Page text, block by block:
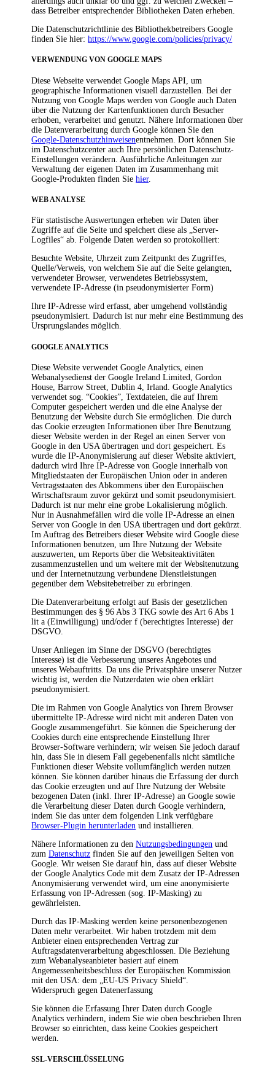
dass Betreiber entsprechender Bibliotheken Daten erheben.
Die Datenschutzrichtlinie des Bibliothekbetreibers Google
finden Sie hier:https://www.google.com/policies/privacy/
VERWENDUNG VON GOOGLE MAPS
Diese Webseite verwendet Google Maps API, um
geographische Informationen visuell darzustellen. Bei der
Nutzung von Google Maps werden von Google auch Daten
über die Nutzung der Kartenfunktionen durch Besucher
erhoben, verarbeitet und genutzt. Nähere Informationen über
die Datenverarbeitung durch Google können Sie den
Google-Datenschutzhinweisenentnehmen. Dort können Sie
im Datenschutzcenter auch Ihre persönlichen Datenschutz-
Einstellungen verändern. Ausführliche Anleitungen zur
Verwaltung der eigenen Daten im Zusammenhang mit
Google-Produkten finden Siehier.
WEB ANALYSE
Für statistische Auswertungen erheben wir Daten über
Zugriffe auf die Seite und speichert diese als „Server-
Logfiles“ ab. Folgende Daten werden so protokolliert:
Besuchte Website, Uhrzeit zum Zeitpunkt des Zugriffes,
Quelle/Verweis, von welchem Sie auf die Seite gelangten,
verwendeter Browser, verwendetes Betriebssystem,
verwendete IP-Adresse (in pseudonymisierter Form)
Ihre IP-Adresse wird erfasst, aber umgehend vollständig
pseudonymisiert. Dadurch ist nur mehr eine Bestimmung des
Ursprungslandes möglich.
GOOGLE ANALYTICS
Diese Website verwendet Google Analytics, einen
Webanalysedienst der Google Ireland Limited, Gordon
House, Barrow Street, Dublin 4, Irland. Google Analytics
verwendet sog. “Cookies”, Textdateien, die auf Ihrem
Computer gespeichert werden und die eine Analyse der
Benutzung der Website durch Sie ermöglichen. Die durch
das Cookie erzeugten Informationen über Ihre Benutzung
dieser Website werden in der Regel an einen Server von
Google in den USA übertragen und dort gespeichert. Es
wurde die IP-Anonymisierung auf dieser Website aktiviert,
dadurch wird Ihre IP-Adresse von Google innerhalb von
Mitgliedstaaten der Europäischen Union oder in anderen
Vertragsstaaten des Abkommens über den Europäischen
Wirtschaftsraum zuvor gekürzt und somit pseudonymisiert.
Dadurch ist nur mehr eine grobe Lokalisierung möglich.
Nur in Ausnahmefällen wird die volle IP-Adresse an einen
Server von Google in den USA übertragen und dort gekürzt.
Im Auftrag des Betreibers dieser Website wird Google diese
Informationen benutzen, um Ihre Nutzung der Website
auszuwerten, um Reports über die Websiteaktivitäten
zusammenzustellen und um weitere mit der Websitenutzung
und der Internetnutzung verbundene Dienstleistungen
gegenüber dem Websitebetreiber zu erbringen.
Die Datenverarbeitung erfolgt auf Basis der gesetzlichen
Bestimmungen des § 96 Abs 3 TKG sowie des Art 6 Abs 1
lit a (Einwilligung) und/oder f (berechtigtes Interesse) der
DSGVO.
Unser Anliegen im Sinne der DSGVO (berechtigtes
Interesse) ist die Verbesserung unseres Angebotes und
unseres Webauftritts. Da uns die Privatsphäre unserer Nutzer
wichtig ist, werden die Nutzerdaten wie oben erklärt
pseudonymisiert.
Die im Rahmen von Google Analytics von Ihrem Browser
übermittelte IP-Adresse wird nicht mit anderen Daten von
Google zusammengeführt. Sie können die Speicherung der
Cookies durch eine entsprechende Einstellung Ihrer
Browser-Software verhindern; wir weisen Sie jedoch darauf
hin, dass Sie in diesem Fall gegebenenfalls nicht sämtliche
Funktionen dieser Website vollumfänglich werden nutzen
können. Sie können darüber hinaus die Erfassung der durch
das Cookie erzeugten und auf Ihre Nutzung der Website
bezogenen Daten (inkl. Ihrer IP-Adresse) an Google sowie
die Verarbeitung dieser Daten durch Google verhindern,
indem Sie das unter dem folgenden Link verfügbare
Browser-Plugin herunterladen und installieren.
Nähere Informationen zu denNutzungsbedingungen und
zumDatenschutz finden Sie auf den jeweiligen Seiten von
Google. Wir weisen Sie darauf hin, dass auf dieser Website
der Google Analytics Code mit dem Zusatz der IP-Adressen
Anonymisierung verwendet wird, um eine anonymisierte
Erfassung von IP-Adressen (sog. IP-Masking) zu
gewährleisten.
Durch das IP-Masking werden keine personenbezogenen
Daten mehr verarbeitet. Wir haben trotzdem mit dem
Anbieter einen entsprechenden Vertrag zur
Auftragsdatenverarbeitung abgeschlossen. Die Beziehung
zum Webanalyseanbieter basiert auf einem
Angemessenheitsbeschluss der Europäischen Kommission
mit den USA: dem „EU-US Privacy Shield“.
Widerspruch gegen Datenerfassung
Sie können die Erfassung Ihrer Daten durch Google
Analytics verhindern, indem Sie wie oben beschrieben Ihren
Browser so einrichten, dass keine Cookies gespeichert
werden.
SSL-VERSCHLÜSSELUNG